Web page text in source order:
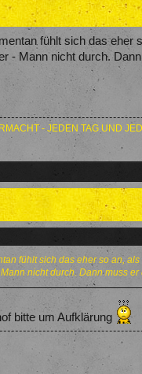
fühlt sich das
- Mann nicht durch.
- JEDEN TAG UND
fühlt sich das eher so an,
nicht durch. Dann muss
bitte um Aufklärung